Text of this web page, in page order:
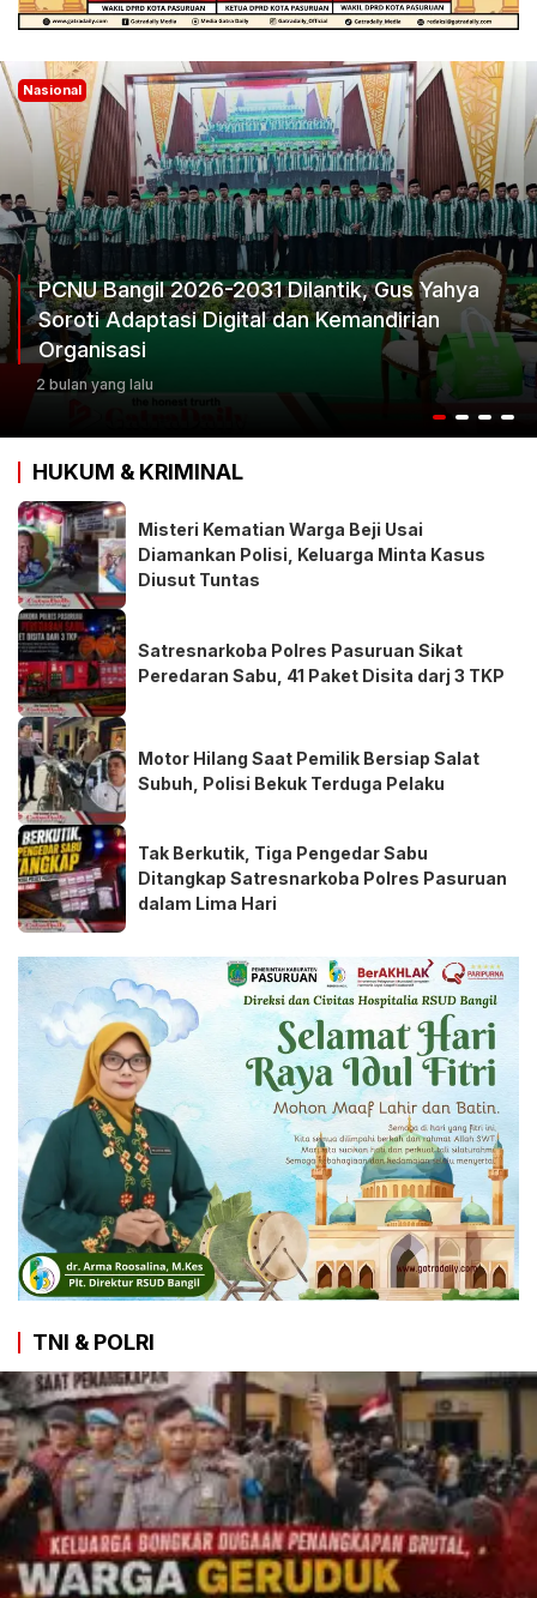
Nasional
Ketum Progib Dorong Rapimwil Jatim
Keputusan Terbaik
3 bulan yang lalu
HUKUM & KRIMINAL
Misteri Kematian Warga Beji Usai
Diamankan Polisi, Keluarga Minta Kasus
Diusut Tuntas
Satresnarkoba Polres Pasuruan Sikat
Peredaran Sabu, 41 Paket Disita darj 3 TKP
Motor Hilang Saat Pemilik Bersiap Salat
Subuh, Polisi Bekuk Terduga Pelaku
Tak Berkutik, Tiga Pengedar Sabu
Ditangkap Satresnarkoba Polres Pasuruan
dalam Lima Hari
TNI & POLRI